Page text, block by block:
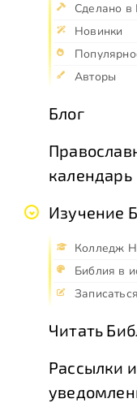
Сделано в
Новинки
Авторы
Блог
календарь
Изучение
Колледж
Библия в
Записаться
Читать
Рассылки и